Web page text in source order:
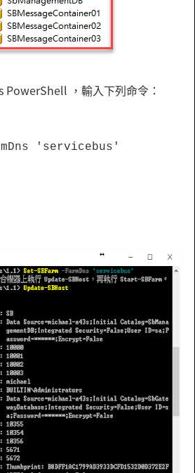
PowerShell ，輸入下列命令：
'servicebus'